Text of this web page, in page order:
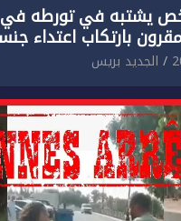
يشتبه في تورطه في
بارتكاب اعتداء
عمدا.الجديد بريس